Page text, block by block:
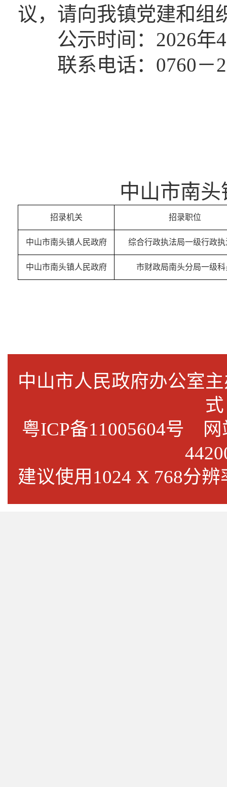
议，请向我镇党建和组
公示时间：2026年4
联系电话：0760－
中山市南
招录机关 招录职位
中山市南头镇人民政府 综合行政执法局一级行政
中山市南头镇人民政府 市财政局南头分局一级科
中山市人民政府办公
式
粤ICP备11005604号 网
建议使用1024 X 768分